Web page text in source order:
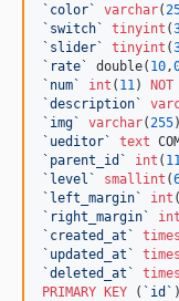
` color` varchar(
` switch` tinyint (
` slider` tinyint (
` rate` double( 10 ,
` num` int ( 11 ) NOT
`description`
` img` varchar( 255
` ueditor` text
` parent_id ` int ( 11
` level ` smallint (
` left_margin` int (
` right_margin` int
` created_at `
` updated_at `
`deleted_at `
PRIMARY KEY ( ` id `